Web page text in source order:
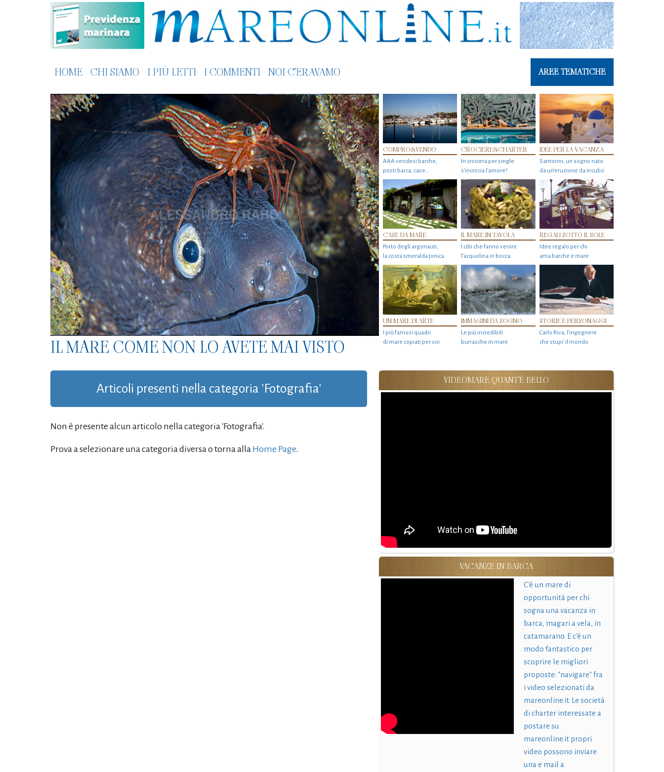
HOME CHI SIAMO I PIÙ LETTI I COMMENTI NOI C'ERAVAMO AREE TEMATICHE
IL MARE COME NON LO AVETE MAI VISTO
COMPRO&VENDO
AAA vendesi barche,
posti barca, case…
CROCIERE&CHARTER
In crociera per single
s'incrocia l’amore?
IDEE PER LA VACANZA
Santorini, un sogno nato
da un’eruzione da incubo
CASE DA MARE
Porto degli argonauti,
la costa smeralda jonica
IL MARE IN TAVOLA
I cibi che fanno venire
l’acquolina in bocca
REGALI SOTTO IL SOLE
Idee regalo per chi
ama barche e mare
UN MARE DI ARTE
I più famosi quadri
di mare copiati per voi
IMMAGINI DA SOGNO
Le più incredibili
burrasche in mare
STORIE E PERSONAGGI
Carlo Riva, l’ingegnere
che stupi' il mondo
Articoli presenti nella categoria 'Fotografia'
Non è presente alcun articolo nella categoria 'Fotografia'.
Prova a selezionare una categoria diversa o torna alla Home Page.
VIDEOMARE QUANT'È BELLO
VACANZE IN BARCA
C'è un mare di
opportunità per chi
sogna una vacanza in
barca, magari a vela, in
catamarano. E c'è un
modo fantastico per
scoprire le migliori
proposte: "navigare" fra
i video selezionati da
mareonline.it. Le società
di charter interessate a
postare su
mareonline.it propri
video possono inviare
una e mail a